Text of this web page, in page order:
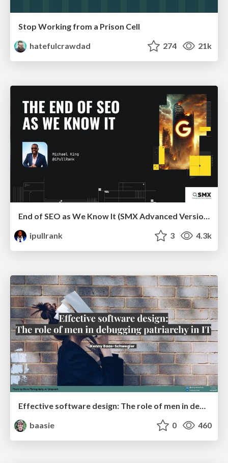
Stop Working from a Prison Cell
hatefulcrawdad
274 21k
End of SEO as We Know It (SMX Advanced Version)
ipullrank
3 4.3k
Effective software design: The role of men in debugging patriarchy in IT @ Voxxed Days AMS
baasie
0 460